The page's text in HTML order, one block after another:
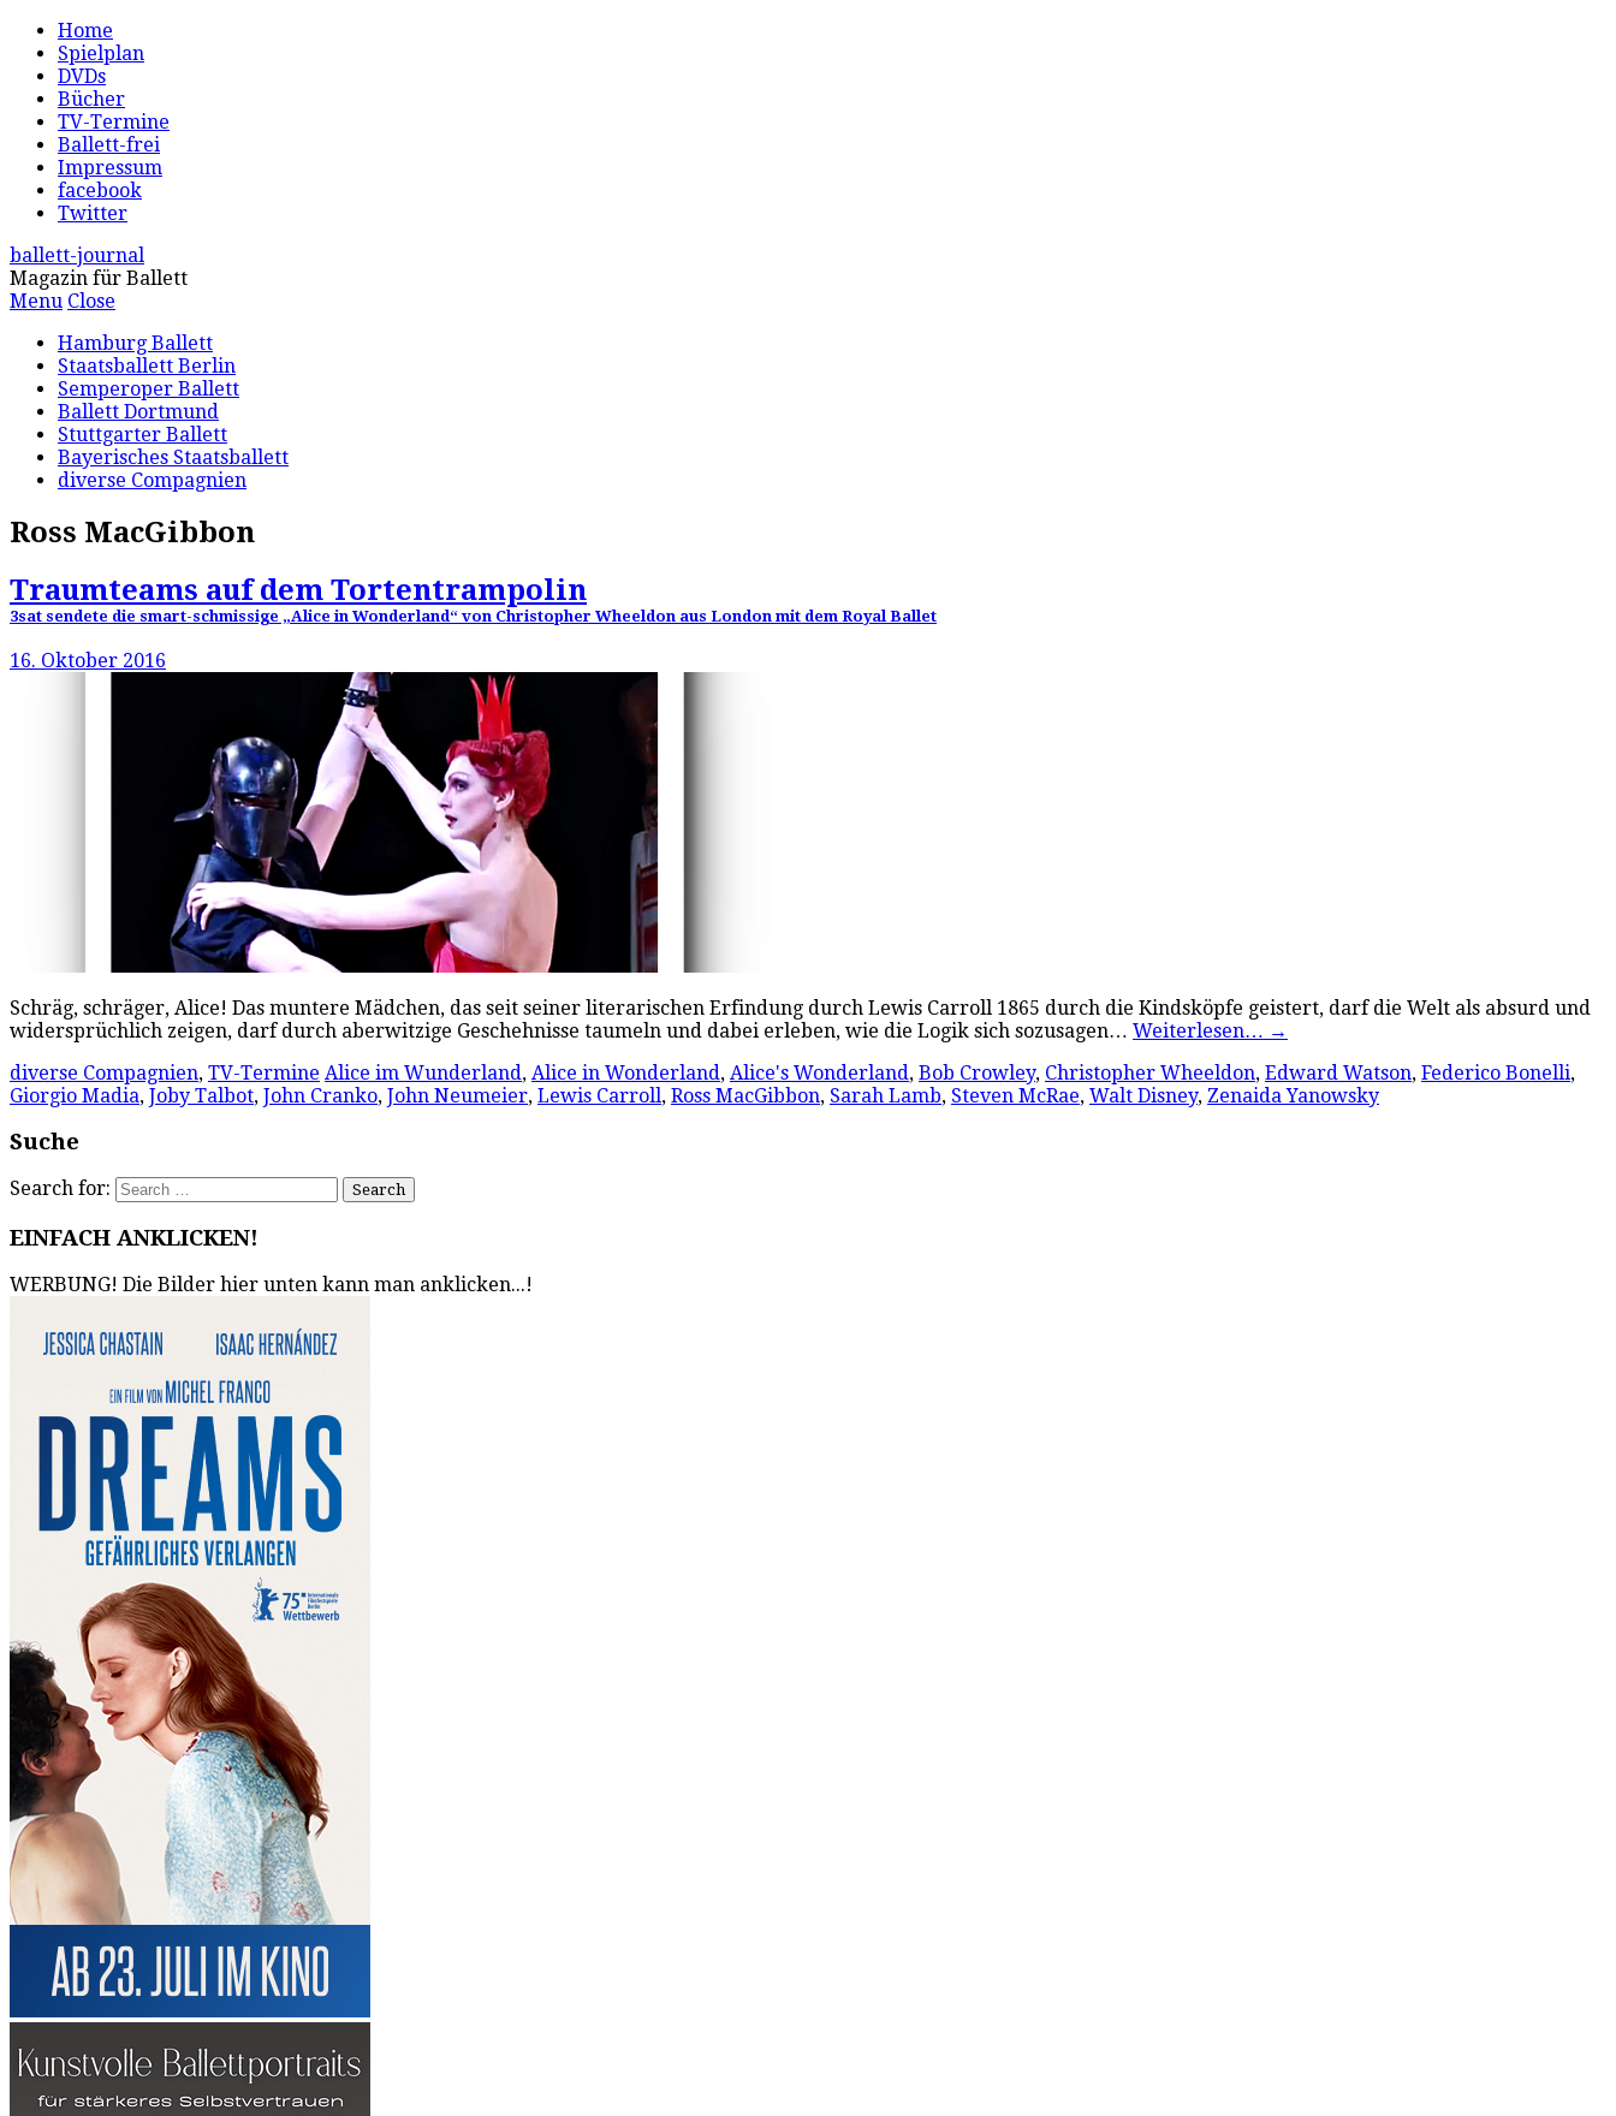
Home
Spielplan
DVDs
Bücher
TV-Termine
Ballett-frei
Impressum
facebook
Twitter
ballett-journal
Magazin für Ballett
Menu Close
Hamburg Ballett
Staatsballett Berlin
Semperoper Ballett
Ballett Dortmund
Stuttgarter Ballett
Bayerisches Staatsballett
diverse Compagnien
Ross MacGibbon
Traumteams auf dem Tortentrampolin
3sat sendete die smart-schmissige „Alice in Wonderland“ von Christopher Wheeldon aus London mit dem Royal Ballet
16. Oktober 2016
Schräg, schräger, Alice! Das muntere Mädchen, das seit seiner literarischen Erfindung durch Lewis Carroll 1865 durch die Kindsköpfe geistert, darf die Welt als absurd und
widersprüchlich zeigen, darf durch aberwitzige Geschehnisse taumeln und dabei erleben, wie die Logik sich sozusagen… Weiterlesen… →
diverse Compagnien, TV-Termine Alice im Wunderland, Alice in Wonderland, Alice's Wonderland, Bob Crowley, Christopher Wheeldon, Edward Watson, Federico Bonelli,
Giorgio Madia, Joby Talbot, John Cranko, John Neumeier, Lewis Carroll, Ross MacGibbon, Sarah Lamb, Steven McRae, Walt Disney, Zenaida Yanowsky
Suche
Search for:
EINFACH ANKLICKEN!
WERBUNG! Die Bilder hier unten kann man anklicken...!